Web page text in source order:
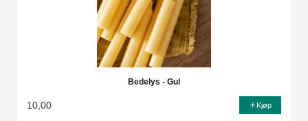
Bedelys - Gul
10,00 Kjøp